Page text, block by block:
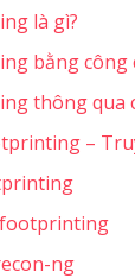
là gì?
bằng công
thông qua
–
ng